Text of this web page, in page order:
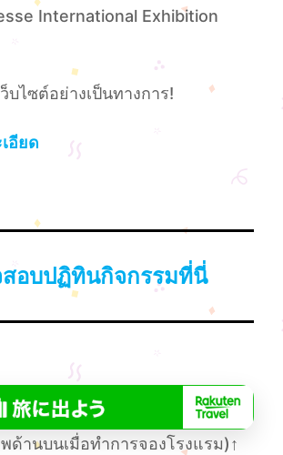
International Exhibition
บไซต์อย่างเป็นทางการ!
อียด
สอบปฏิทินกิจกรรมที่นี่
ด้านบนเมื่อทําการจองโรงแรม)↑